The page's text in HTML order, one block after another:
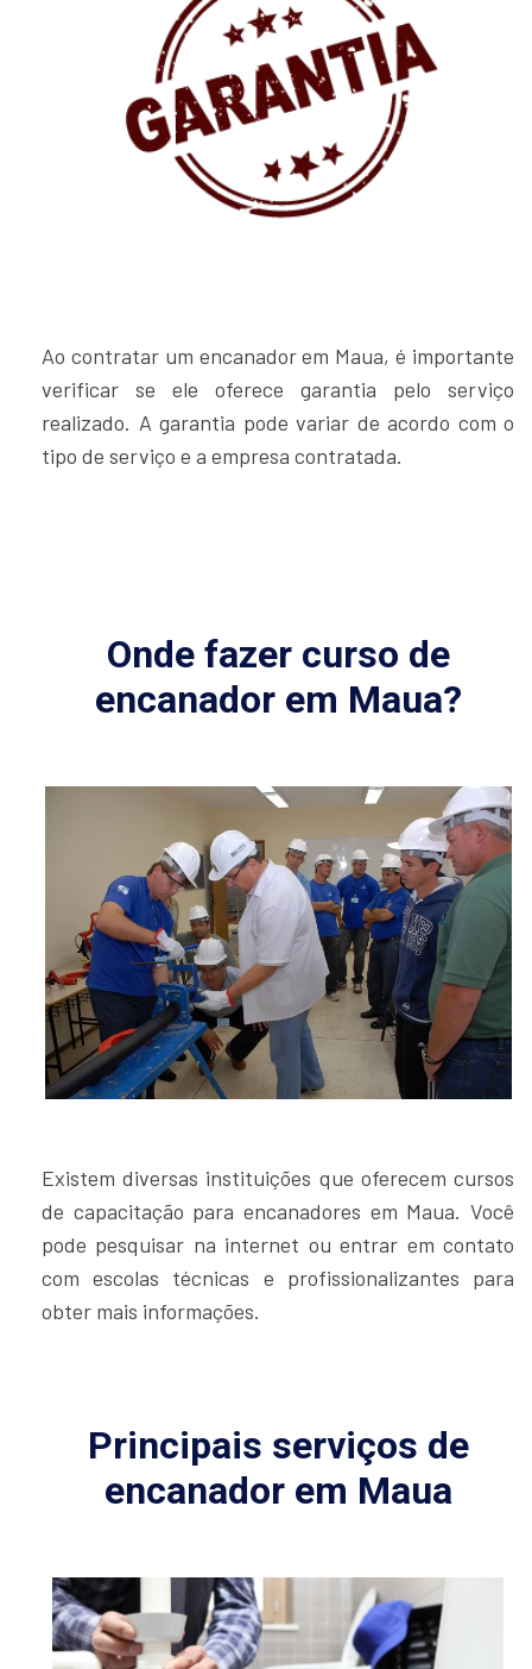
Ao contratar um encanador em Maua, é importante
verificar se ele oferece garantia pelo serviço
realizado. A garantia pode variar de acordo com o
tipo de serviço e a empresa contratada.
Onde fazer curso de
encanador em Maua?
Existem diversas instituições que oferecem cursos
de capacitação para encanadores em Maua. Você
pode pesquisar na internet ou entrar em contato
com escolas técnicas e profissionalizantes para
obter mais informações.
Principais serviços de
encanador em Maua